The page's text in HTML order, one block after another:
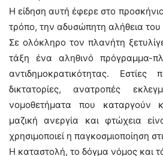
Η είδηση αυτή έφερε στο
τρόπο, την αδυσώπητη αλήθεια του
Σε ολόκληρο τον πλανήτη
τάξη ένα αληθινό πρόγραμμα-
αντιδημοκρατικότητας. Εστίες
δικτατορίες, ανατροπές
νομοθετήματα που καταργούν
μαζική ανεργία και φτώχεια
χρησιμοποιεί η παγκοσμιοποίηση
Η καταστολή, το δόγμα νόμος και